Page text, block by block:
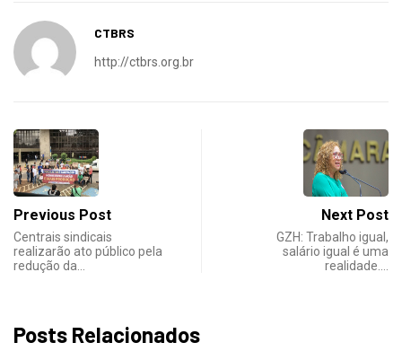
CTBRS
http://ctbrs.org.br
Previous Post
Centrais sindicais
realizarão ato público pela
redução da…
Next Post
GZH: Trabalho igual,
salário igual é uma
realidade.…
Posts Relacionados